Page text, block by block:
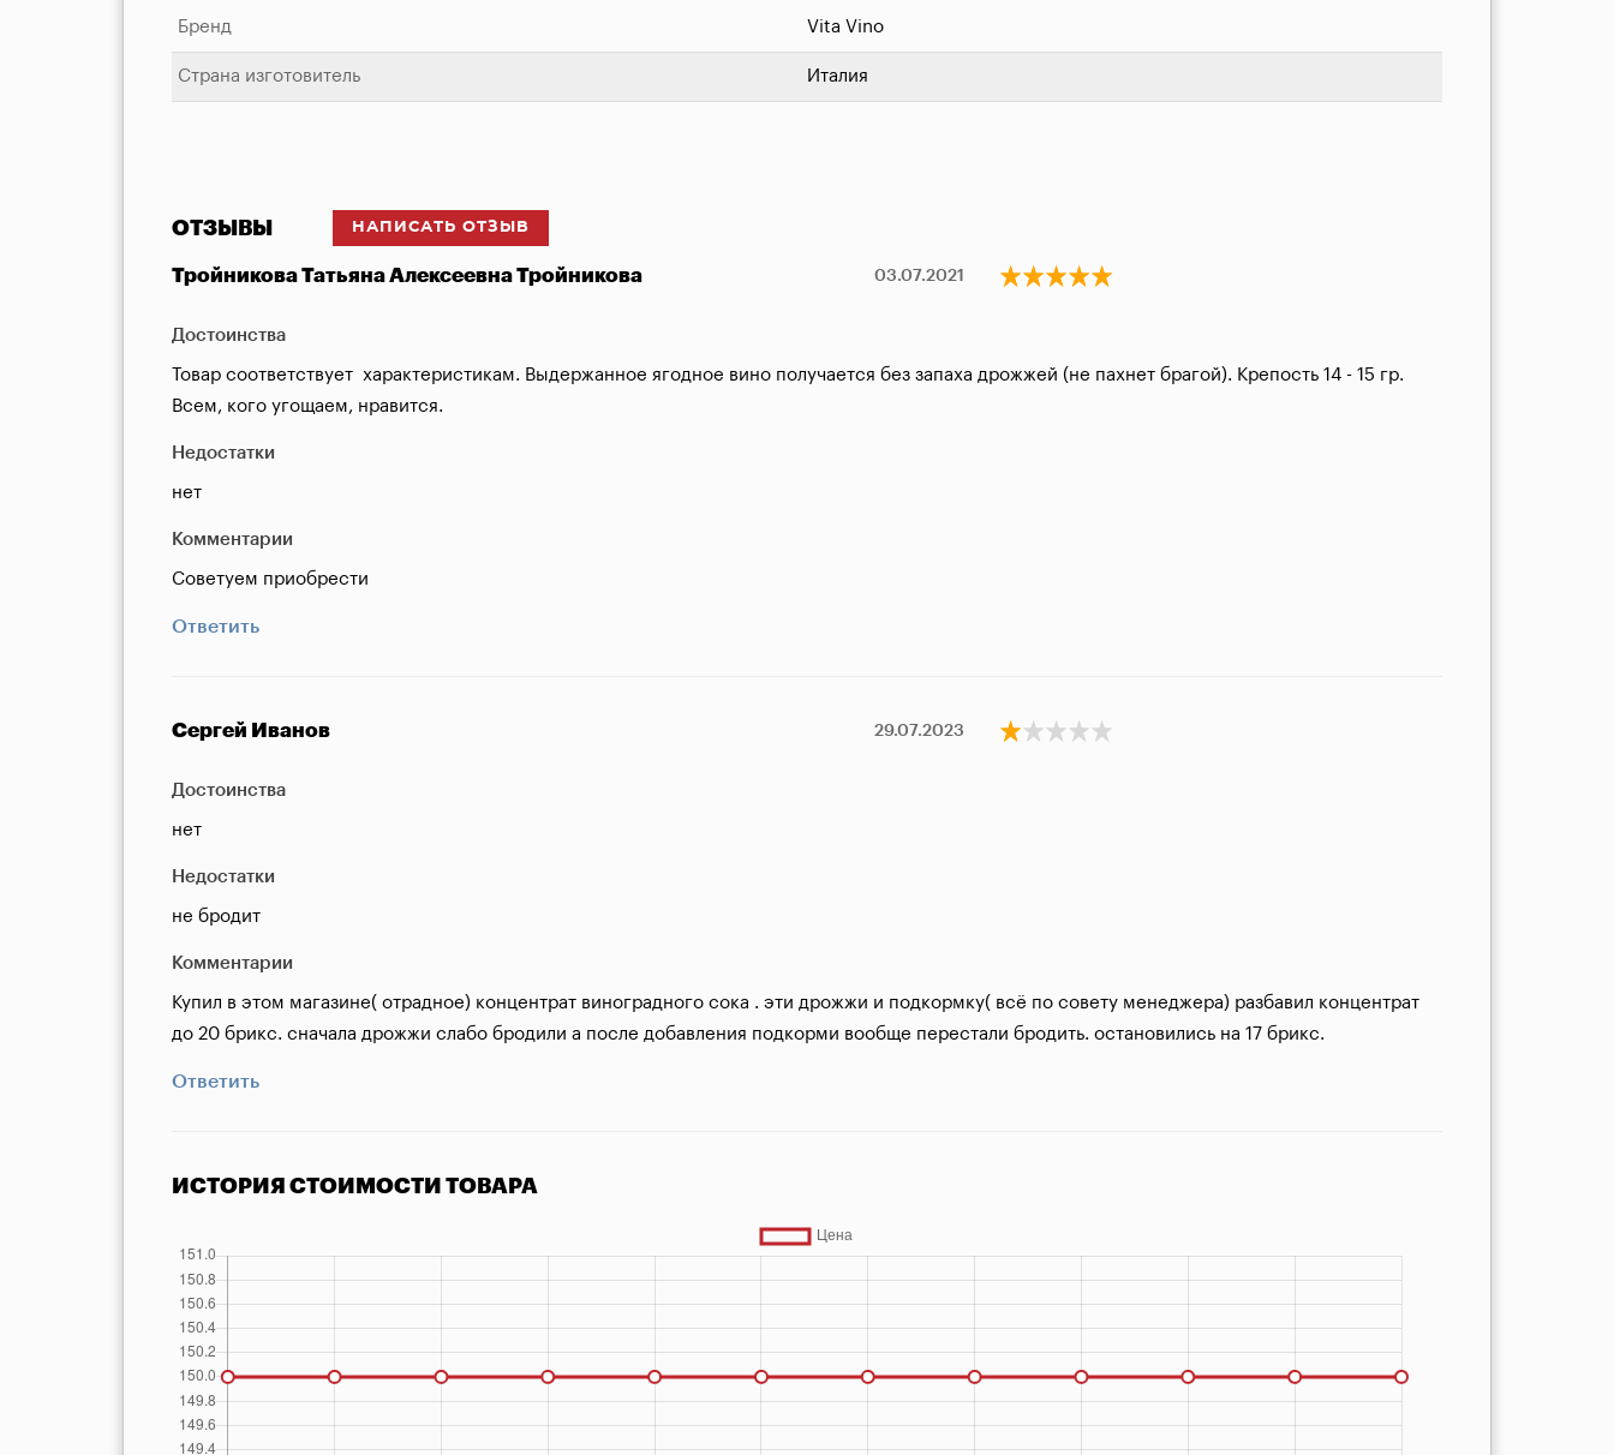
Бренд Vita Vino
Страна изготовитель Италия
ОТЗЫВЫ НАПИСАТЬ ОТЗЫВ
Тройникова Татьяна Алексеевна Тройникова 03.07.2021
Достоинства
Товар соответствует  характеристикам. Выдержанное ягодное вино получается без запаха дрожжей (не пахнет брагой). Крепость 14 - 15 гр.
Всем, кого угощаем, нравится.
Недостатки
нет
Комментарии
Советуем приобрести
Ответить
Сергей Иванов 29.07.2023
Достоинства
нет
Недостатки
не бродит
Комментарии
Купил в этом магазине( отрадное) концентрат виноградного сока . эти дрожжи и подкормку( всё по совету менеджера) разбавил концентрат
до 20 брикс. сначала дрожжи слабо бродили а после добавления подкорми вообще перестали бродить. остановились на 17 брикс.
Ответить
ИСТОРИЯ СТОИМОСТИ ТОВАРА